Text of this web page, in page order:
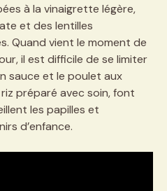
à la vinaigrette légère,
et des lentilles
Quand vient le moment de
il est difficile de se limiter
sauce et le poulet aux
préparé avec soin, font
les papilles et
d’enfance.